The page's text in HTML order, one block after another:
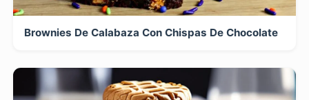
Brownies De Calabaza Con Chispas De Chocolate